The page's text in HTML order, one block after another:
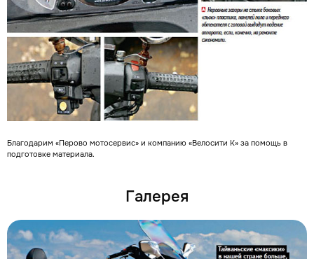
Благодарим «Перово мотосервис» и компанию «Велосити К» за помощь в
подготовке материала.
Галерея